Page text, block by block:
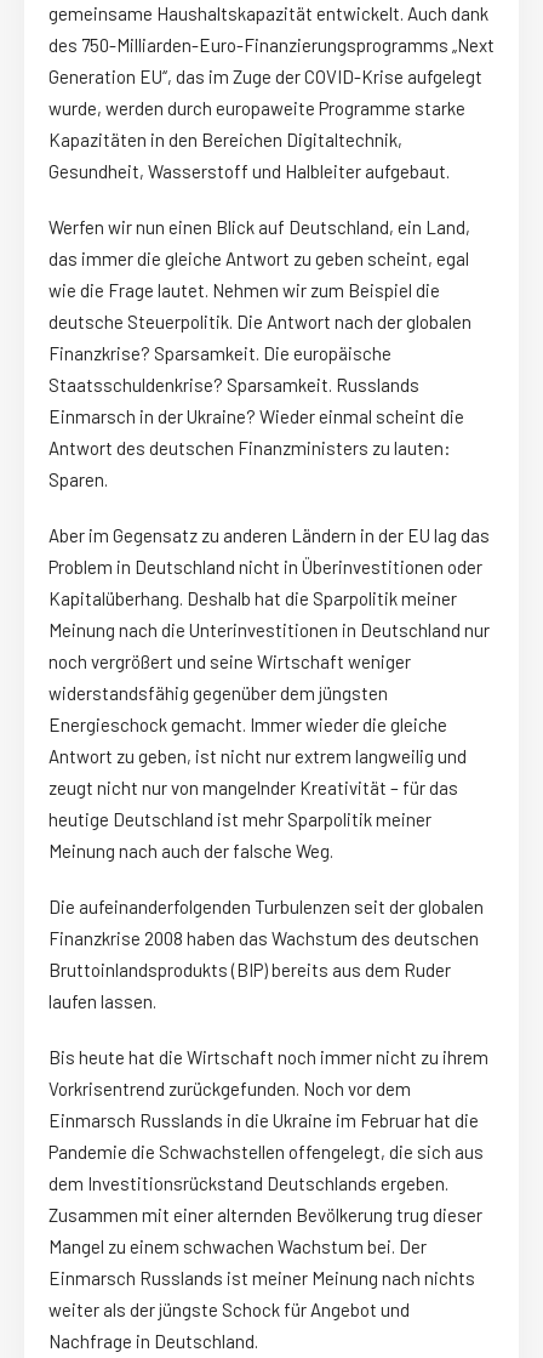
gemeinsame Haushaltskapazität entwickelt. Auch dank
des 750-Milliarden-Euro-Finanzierungsprogramms „Next
Generation EU“, das im Zuge der COVID-Krise aufgelegt
wurde, werden durch europaweite Programme starke
Kapazitäten in den Bereichen Digitaltechnik,
Gesundheit, Wasserstoff und Halbleiter aufgebaut.
Werfen wir nun einen Blick auf Deutschland, ein Land,
das immer die gleiche Antwort zu geben scheint, egal
wie die Frage lautet. Nehmen wir zum Beispiel die
deutsche Steuerpolitik. Die Antwort nach der globalen
Finanzkrise? Sparsamkeit. Die europäische
Staatsschuldenkrise? Sparsamkeit. Russlands
Einmarsch in der Ukraine? Wieder einmal scheint die
Antwort des deutschen Finanzministers zu lauten:
Sparen.
Aber im Gegensatz zu anderen Ländern in der EU lag das
Problem in Deutschland nicht in Überinvestitionen oder
Kapitalüberhang. Deshalb hat die Sparpolitik meiner
Meinung nach die Unterinvestitionen in Deutschland nur
noch vergrößert und seine Wirtschaft weniger
widerstandsfähig gegenüber dem jüngsten
Energieschock gemacht. Immer wieder die gleiche
Antwort zu geben, ist nicht nur extrem langweilig und
zeugt nicht nur von mangelnder Kreativität – für das
heutige Deutschland ist mehr Sparpolitik meiner
Meinung nach auch der falsche Weg.
Die aufeinanderfolgenden Turbulenzen seit der globalen
Finanzkrise 2008 haben das Wachstum des deutschen
Bruttoinlandsprodukts (BIP) bereits aus dem Ruder
laufen lassen.
Bis heute hat die Wirtschaft noch immer nicht zu ihrem
Vorkrisentrend zurückgefunden. Noch vor dem
Einmarsch Russlands in die Ukraine im Februar hat die
Pandemie die Schwachstellen offengelegt, die sich aus
dem Investitionsrückstand Deutschlands ergeben.
Zusammen mit einer alternden Bevölkerung trug dieser
Mangel zu einem schwachen Wachstum bei. Der
Einmarsch Russlands ist meiner Meinung nach nichts
weiter als der jüngste Schock für Angebot und
Nachfrage in Deutschland.